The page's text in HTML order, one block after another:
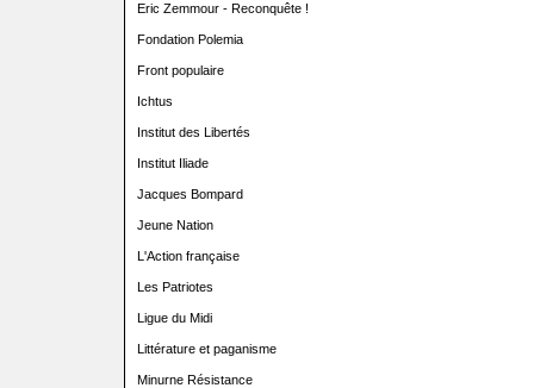
Eric Zemmour - Reconquête !
Fondation Polemia
Front populaire
Ichtus
Institut des Libertés
Institut Iliade
Jacques Bompard
Jeune Nation
L'Action française
Les Patriotes
Ligue du Midi
Littérature et paganisme
Minurne Résistance